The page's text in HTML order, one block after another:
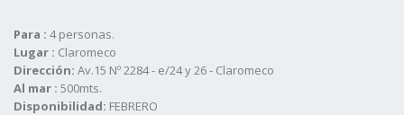
Para : 4 personas.
Lugar : Claromeco
Dirección: Av.15 Nº 2284 - e/24 y 26 - Claromeco
Al mar : 500mts.
Disponibilidad: FEBRERO